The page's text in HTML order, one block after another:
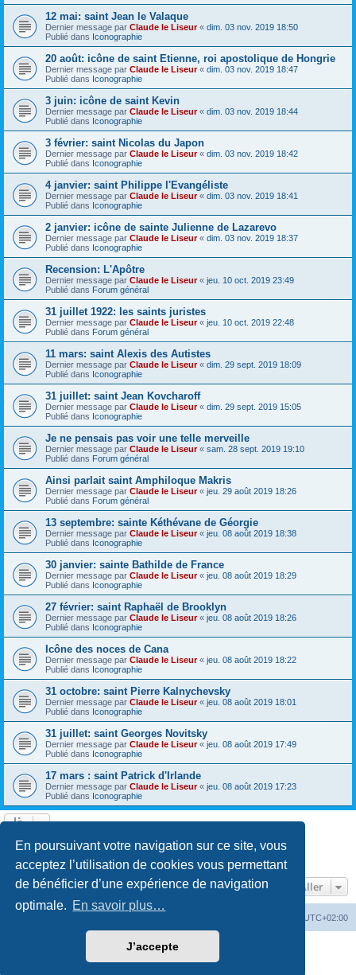
En poursuivant votre navigation sur ce site, vous
acceptez l’utilisation de cookies vous permettant
de bénéficier d’une expérience de navigation
optimale. En savoir plus…
J’accepte
12 mai: saint Jean le Valaque
Dernier message par Claude le Liseur« dim. 03 nov. 2019 18:50
Publié dans Iconographie
20 août: icône de saint Etienne, roi apostolique de Hongrie
Dernier message par Claude le Liseur« dim. 03 nov. 2019 18:47
Publié dans Iconographie
3 juin: icône de saint Kevin
Dernier message par Claude le Liseur« dim. 03 nov. 2019 18:44
Publié dans Iconographie
3 février: saint Nicolas du Japon
Dernier message par Claude le Liseur« dim. 03 nov. 2019 18:42
Publié dans Iconographie
4 janvier: saint Philippe l'Evangéliste
Dernier message par Claude le Liseur« dim. 03 nov. 2019 18:41
Publié dans Iconographie
2 janvier: icône de sainte Julienne de Lazarevo
Dernier message par Claude le Liseur« dim. 03 nov. 2019 18:37
Publié dans Iconographie
Recension: L'Apôtre
Dernier message par Claude le Liseur« jeu. 10 oct. 2019 23:49
Publié dans Forum général
31 juillet 1922: les saints juristes
Dernier message par Claude le Liseur« jeu. 10 oct. 2019 22:48
Publié dans Forum général
11 mars: saint Alexis des Autistes
Dernier message par Claude le Liseur« dim. 29 sept. 2019 18:09
Publié dans Iconographie
31 juillet: saint Jean Kovcharoff
Dernier message par Claude le Liseur« dim. 29 sept. 2019 15:05
Publié dans Iconographie
Je ne pensais pas voir une telle merveille
Dernier message par Claude le Liseur« sam. 28 sept. 2019 19:10
Publié dans Forum général
Ainsi parlait saint Amphiloque Makris
Dernier message par Claude le Liseur« jeu. 29 août 2019 18:26
Publié dans Forum général
13 septembre: sainte Kéthévane de Géorgie
Dernier message par Claude le Liseur« jeu. 08 août 2019 18:38
Publié dans Iconographie
30 janvier: sainte Bathilde de France
Dernier message par Claude le Liseur« jeu. 08 août 2019 18:29
Publié dans Iconographie
27 février: saint Raphaël de Brooklyn
Dernier message par Claude le Liseur« jeu. 08 août 2019 18:26
Publié dans Iconographie
Icône des noces de Cana
Dernier message par Claude le Liseur« jeu. 08 août 2019 18:22
Publié dans Iconographie
31 octobre: saint Pierre Kalnychevsky
Dernier message par Claude le Liseur« jeu. 08 août 2019 18:01
Publié dans Iconographie
31 juillet: saint Georges Novitsky
Dernier message par Claude le Liseur« jeu. 08 août 2019 17:49
Publié dans Iconographie
17 mars : saint Patrick d'Irlande
Dernier message par Claude le Liseur« jeu. 08 août 2019 17:23
Publié dans Iconographie
Page1sur20
3
Aller
UTC+02:00
phpBB® Forum Software © phpBB Limited
©